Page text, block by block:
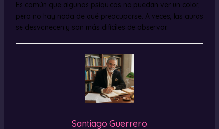
Es común que algunos psíquicos no puedan ver un color,
pero no hay nada de qué preocuparse. A veces, las auras
se desvanecen y son más difíciles de observar.
Santiago Guerrero